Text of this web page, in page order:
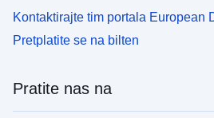
Kontaktirajte tim portala European
Pretplatite se na bilten
Pratite nas na